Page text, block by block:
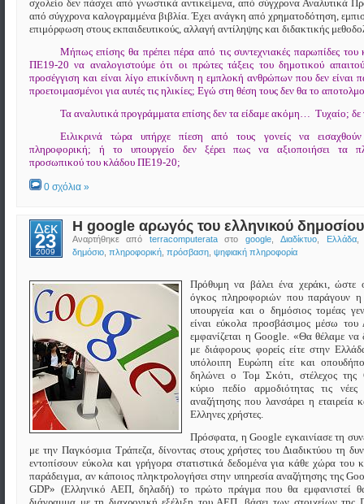
σχολείο δεν πάσχει από γνωστικά αντικείμενα, από σύγχρονα Αναλυτικά
από σύγχρονα καλογραμμένα βιβλία. Έχει ανάγκη από χρηματοδότηση,
επιμόρφωση στους εκπαιδευτικούς, αλλαγή αντίληψης και διδακτικής
Μήπως επίσης θα πρέπει πέρα από τις συντεχνιακές παρωπίδες
ΠΕ19-20 να αναλογιστούμε ότι οι πρώτες τάξεις του δημοτικού
προσέγγιση και είναι λίγο επικίνδυνη η εμπλοκή ανθρώπων που δεν είναι
προετοιμασμένοι για αυτές τις ηλικίες; Εγώ στη θέση τους δεν θα το
Τα αναλυτικά προγράμματα επίσης δεν τα είδαμε ακόμη… Τυχαίο;
Ειλικρινά τώρα υπήρχε πίεση από τους γονείς να
πληροφορική; ή το υπουργείο δεν ξέρει πως να αξιοποιήσει τα
προσωπικού του κλάδου ΠΕ19-20;
0 σχόλια »
Δεκ
23
2009
Η google αρωγός του ελληνικού δημοσίου
Αναρτήθηκε από terracomputerataστο google,Διαδίκτυο Ελλάδα,
δημόσιο, πληροφορική, πρόσβαση, ψηφιακή πληροφορία
Πρόθυμη να βάλει ένα χεράκι, ώστε
όγκος πληροφοριών που παράγουν
υπουργεία και ο δημόσιος τομέας
είναι εύκολα προσβάσιμος μέσω του
εμφανίζεται η Google. «Θα θέλαμε να
με διάφορους φορείς είτε στην
υπόλοιπη Ευρώπη είτε και
δηλώνει ο Τομ Σκότι, στέλεχος της
κύριο πεδίο αρμοδιότητας τις νέες
αναζήτησης που λανσάρει η εταιρεία
Ελληνες χρήστες.
Πρόσφατα, η Google εγκαινίασε τη
με την Παγκόσμια Τράπεζα, δίνοντας στους χρήστες του Διαδικτύου τη
εντοπίσουν εύκολα και γρήγορα στατιστικά δεδομένα για κάθε χώρα του
παράδειγμα, αν κάποιος πληκτρολογήσει στην υπηρεσία αναζήτησης της
GDP» (Ελληνικό ΑΕΠ, δηλαδή) το πρώτο πράγμα που θα εμφανιστεί